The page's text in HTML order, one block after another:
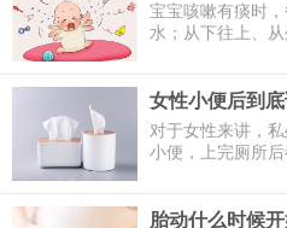
宝宝咳嗽有痰时
水；从下往上、
药，或者进行雾
女性小便后到
对于女性来讲，
小便，上完厕所
性朋友上厕所之
就带大家了解一
胎动什么时候